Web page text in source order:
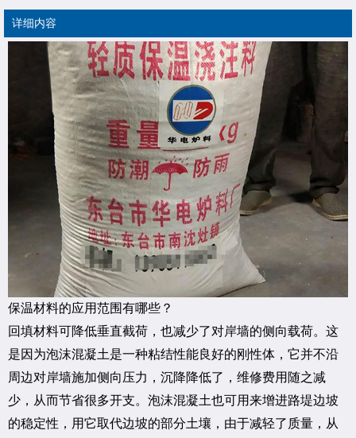
详细内容
保温材料的应用范围有哪些？
回填材料可降低垂直截荷，也减少了对岸墙的侧向载荷。这
是因为泡沫混凝土是一种粘结性能良好的刚性体，它并不沿
周边对岸墙施加侧向压力，沉降降低了，维修费用随之减
少，从而节省很多开支。泡沫混凝土也可用来增进路堤边坡
的稳定性，用它取代边坡的部分土壤，由于减轻了质量，从